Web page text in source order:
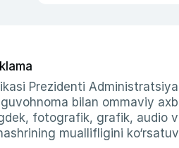
Prezidenti
bilan ommaviy
fotografik, grafik, audio
muallifligini